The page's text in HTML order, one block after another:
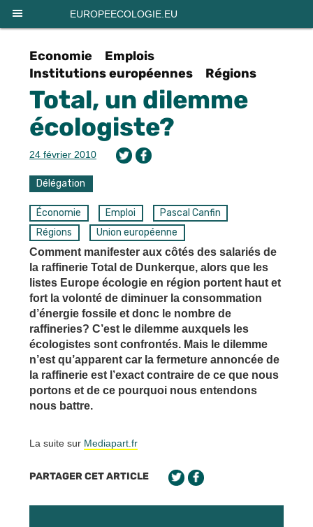
EUROPEECOLOGIE.EU
Economie
Emplois
Institutions européennes
Régions
Total, un dilemme
écologiste?
24 février 2010
Délégation
Économie Emploi
Pascal Canfin
Régions
Union européenne
Comment manifester aux côtés des salariés de
la raffinerie Total de Dunkerque, alors que les
listes Europe écologie en région portent haut et
fort la volonté de diminuer la consommation
d’énergie fossile et donc le nombre de
raffineries? C’est le dilemme auxquels les
écologistes sont confrontés. Mais le dilemme
n’est qu’apparent car la fermeture annoncée de
la raffinerie est l’exact contraire de ce que nous
portons et de ce pourquoi nous entendons
nous battre.
La suite sur Mediapart.fr
PARTAGER CET ARTICLE